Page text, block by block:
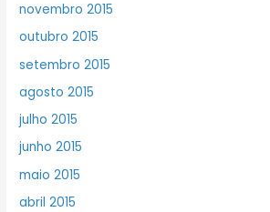
novembro 2015
outubro 2015
setembro 2015
agosto 2015
julho 2015
junho 2015
maio 2015
abril 2015